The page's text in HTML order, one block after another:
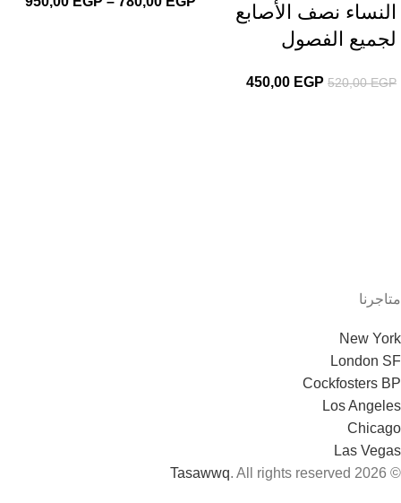
النساء نصف الأصابع
لجميع الفصول
520,00EGP
450,00 EGP
متاجرنا
New York
London SF
Cockfosters BP
Los Angeles
Chicago
Las Vegas
© 2026
Tasawwq. All rights reserved